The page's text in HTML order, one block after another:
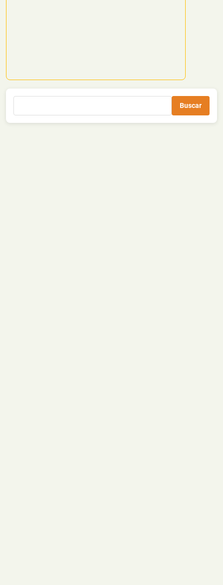
Buscar